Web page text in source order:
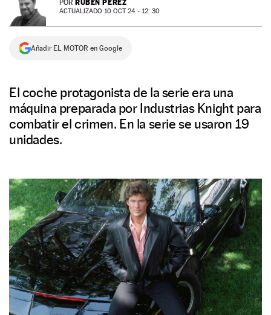
NEWSLETTER
SÍGUENOS
POR RUBÉN PÉREZ
ACTUALIZADO 10 OCT 24 - 12: 30
Añadir EL MOTOR en Google
El coche protagonista de la serie era una
máquina preparada por Industrias Knight para
combatir el crimen. En la serie se usaron 19
unidades.